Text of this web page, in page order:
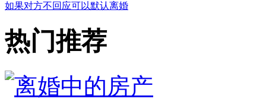
如果对方不回应可以默认离婚
热门推荐